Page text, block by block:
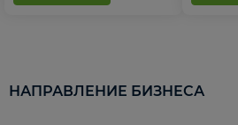
НАПРАВЛЕНИЕ БИЗНЕСА